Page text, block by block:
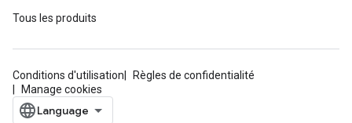
Tous les produits
Conditions d'utilisation
Règles de confidentialité
Manage cookies